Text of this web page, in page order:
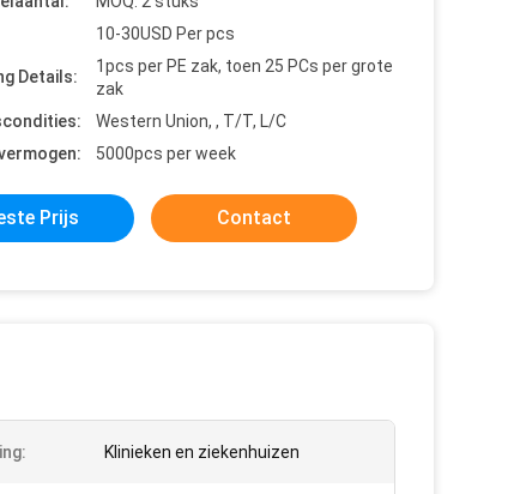
10-30USD Per pcs
Details:
1pcs per PE zak, toen 25 PCs per grote
zak
Western Union, , T/T, L/C
5000pcs per week
Prijs Contact
Klinieken en ziekenhuizen